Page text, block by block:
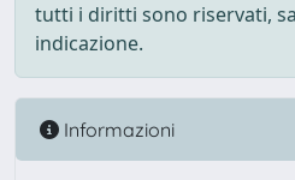
tutti i diritti sono riservati,
indicazione.
Informazioni